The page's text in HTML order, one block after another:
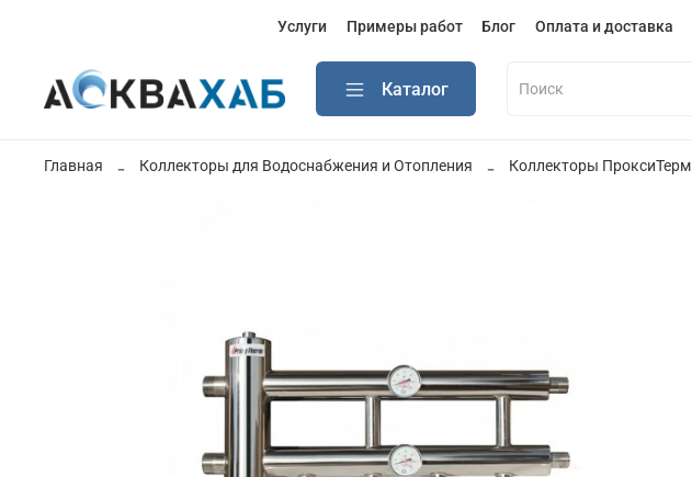
Услуги Примеры работ Блог Оплата и доставка
Каталог
Главная Коллекторы для Водоснабжения и Отопления Коллекторы ПроксиТерм